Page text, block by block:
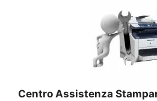
Centro Assistenza